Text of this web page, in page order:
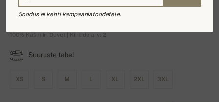
Esther
100% Kašmiiri Duvet | Kihtide arv: 2
Suuruste tabel
XS S M L XL 2XL 3XL
Soodus ei kehti kampaaniatoodetele.